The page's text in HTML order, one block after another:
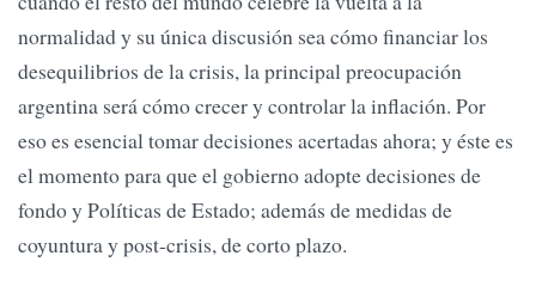
normalidad y su única discusión sea cómo financiar los
desequilibrios de la crisis, la principal preocupación
argentina será cómo crecer y controlar la inflación. Por
eso es esencial tomar decisiones acertadas ahora; y éste es
el momento para que el gobierno adopte decisiones de
fondo y Políticas de Estado; además de medidas de
coyuntura y post-crisis, de corto plazo.